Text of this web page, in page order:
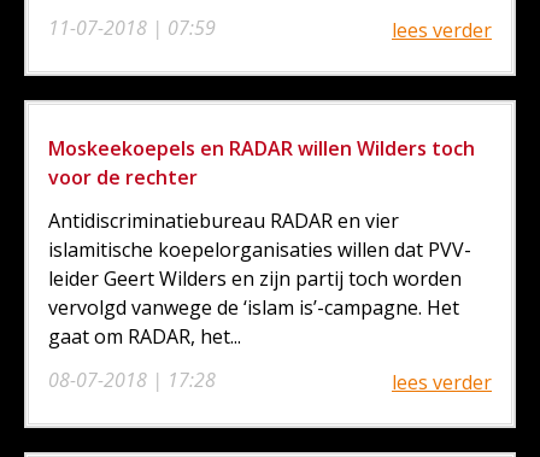
11-07-2018 | 07:59
lees verder
Moskeekoepels en RADAR willen Wilders toch
voor de rechter
08-07-2018 | 17:28
Antidiscriminatiebureau RADAR en vier
islamitische koepelorganisaties willen dat PVV-
leider Geert Wilders en zijn partij toch worden
vervolgd vanwege de ‘islam is’-campagne. Het
gaat om RADAR, het...
lees verder